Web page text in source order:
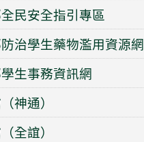
民安全指引專區
治學生藥物濫用資源網
生事務資訊網
神通）
全誼）